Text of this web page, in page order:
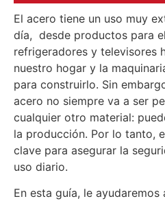
El acero tiene un uso muy
día, desde productos para
refrigeradores y televisores
nuestro hogar y la
para construirlo. Sin
acero no siempre va a ser
cualquier otro material:
la producción. Por lo tanto,
clave para asegurar la
uso diario.
En esta guía, le